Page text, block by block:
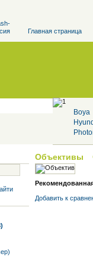
Главная страница
Boya
Объективы
Добавить к